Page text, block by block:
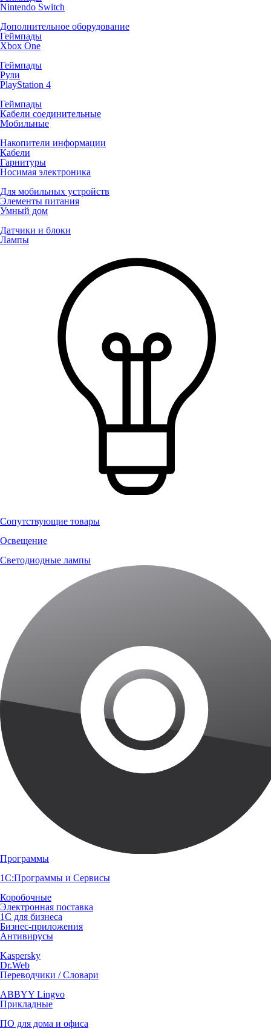
Nintendo Switch
Дополнительное оборудование
Геймпады
Xbox One
Геймпады
Рули
PlayStation 4
Геймпады
Кабели соединительные
Мобильные
Накопители информации
Кабели
Гарнитуры
Носимая электроника
Для мобильных устройств
Элементы питания
Умный дом
Датчики и блоки
Лампы
Сопутствующие товары
Освещение
Светодиодные лампы
Программы
1С:Программы и Сервисы
Коробочные
Электронная поставка
1С для бизнеса
Бизнес-приложения
Антивирусы
Kaspersky
Dr.Web
Переводчики / Словари
ABBYY Lingvo
Прикладные
ПО для дома и офиса